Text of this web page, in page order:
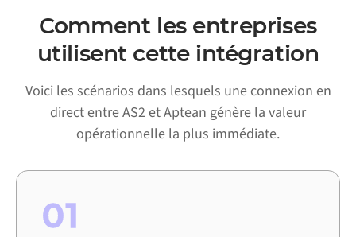
Comment les entreprises
utilisent cette intégration
Voici les scénarios dans lesquels une connexion en
direct entre AS2 et Aptean génère la valeur
opérationnelle la plus immédiate.
01